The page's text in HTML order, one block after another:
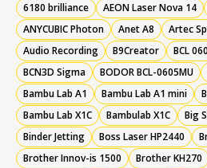
6180 brilliance
AEON Laser Nova 14
ANYCUBIC Photon
Anet A8 Artec
Audio Recording
B9Creator BCL
BCN3D Sigma
BODOR BCL-0605MU
Bambu Lab A1
Bambu Lab A1 mini
Bambu Lab X1C
Bambulab X1C Big
Binder Jetting
Boss Laser HP2440
Brother Innov-is 1500
Brother KH270